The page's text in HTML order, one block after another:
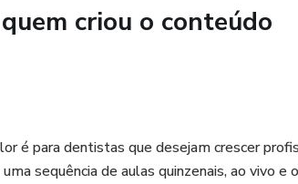
criou o conteúdo
é para dentistas que desejam crescer
sequência de aulas quinzenais, ao vivo e